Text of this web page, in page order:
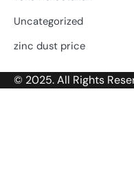
Uncategorized
zinc dust price
© 2025. All Rights